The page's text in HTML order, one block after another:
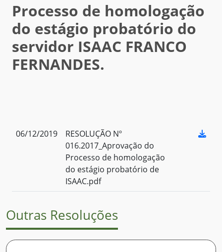
Processo de homologação
do estágio probatório do
servidor ISAAC FRANCO
FERNANDES.
06/12/2019
RESOLUÇÃO Nº
016.2017_Aprovação do
Processo de homologação
do estágio probatório de
ISAAC.pdf
Outras Resoluções